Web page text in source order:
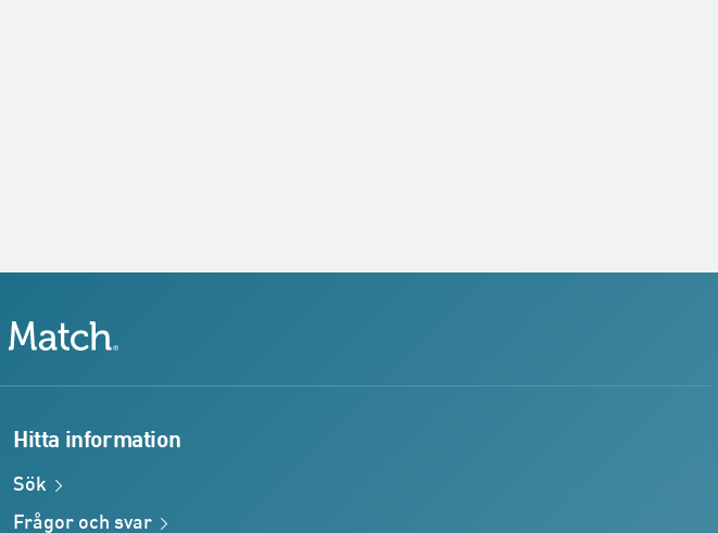
Swedish Match
Hitta information
Sök
Frågor ochsvar